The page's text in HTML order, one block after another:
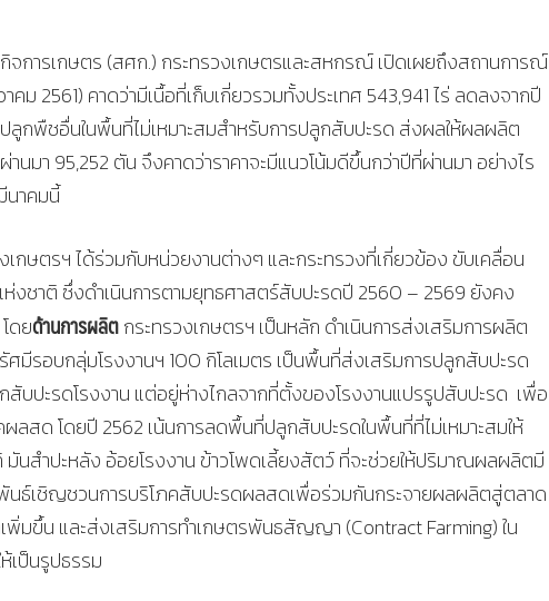
การเกษตร (สศก.) กระทรวงเกษตรและสหกรณ์ เปิดเผยถึงสถานการณ์
2561) คาดว่ามีเนื้อที่เก็บเกี่ยวรวมทั้งประเทศ 543,941 ไร่ ลดลงจากปี
ลูกพืชอื่นในพื้นที่ไม่เหมาะสมสำหรับการปลูกสับปะรด ส่งผลให้ผลผลิต
มา 95,252 ตัน จึงคาดว่าราคาจะมีแนวโน้มดีขึ้นกว่าปีที่ผ่านมา อย่างไร
นาคมนี้
กษตรฯ ได้ร่วมกับหน่วยงานต่างๆ และกระทรวงที่เกี่ยวข้อง ขับเคลื่อน
ชาติ ซึ่งดำเนินการตามยุทธศาสตร์สับปะรดปี 2560 – 2569 ยังคง
ดยด้านการผลิตกระทรวงเกษตรฯ เป็นหลัก ดำเนินการส่งเสริมการผลิต
ศมีรอบกลุ่มโรงงานฯ 100 กิโลเมตร เป็นพื้นที่ส่งเสริมการปลูกสับปะรด
บปะรดโรงงาน แต่อยู่ห่างไกลจากที่ตั้งของโรงงานแปรรูปสับปะรด เพื่อ
ลสด โดยปี 2562 เน้นการลดพื้นที่ปลูกสับปะรดในพื้นที่ที่ไม่เหมาะสมให้
นสำปะหลัง อ้อยโรงงาน ข้าวโพดเลี้ยงสัตว์ ที่จะช่วยให้ปริมาณผลผลิตมี
ธ์เชิญชวนการบริโภคสับปะรดผลสดเพื่อร่วมกันกระจายผลผลิตสู่ตลาด
มขึ้น และส่งเสริมการทำเกษตรพันธสัญญา (Contract Farming) ใน
เป็นรูปธรรม